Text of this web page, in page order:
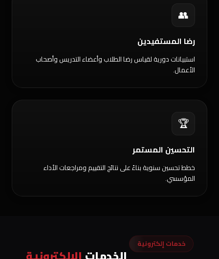
👥
رضا المستفيدين
استبيانات دورية لقياس رضا الطلاب وأعضاء التدريس وأصحاب
الأعمال.
🏆
التحسين المستمر
خطط تحسين سنوية بناءً على نتائج التقييم ومراجعات الأداء
المؤسسي.
خدمات إلكترونية
الخدمات الإلكترونية